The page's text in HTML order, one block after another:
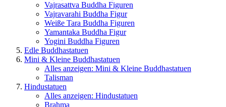
Vajrasattva Buddha Figuren
Vajravarahi Buddha Figur
Weiße Tara Buddha Figuren
Yamantaka Buddha Figur
Yogini Buddha Figuren
Edle Buddhastatuen
Mini & Kleine Buddhastatuen
Alles anzeigen: Mini & Kleine Buddhastatuen
Talisman
Hindustatuen
Alles anzeigen: Hindustatuen
Brahma